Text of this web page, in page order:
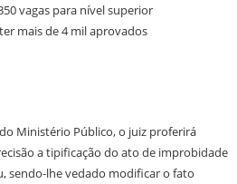
vagas para nível superior
mais de 4 mil aprovados
do Ministério Público, o juiz proferirá
a tipificação do ato de improbidade
sendo-lhe vedado modificar o fato